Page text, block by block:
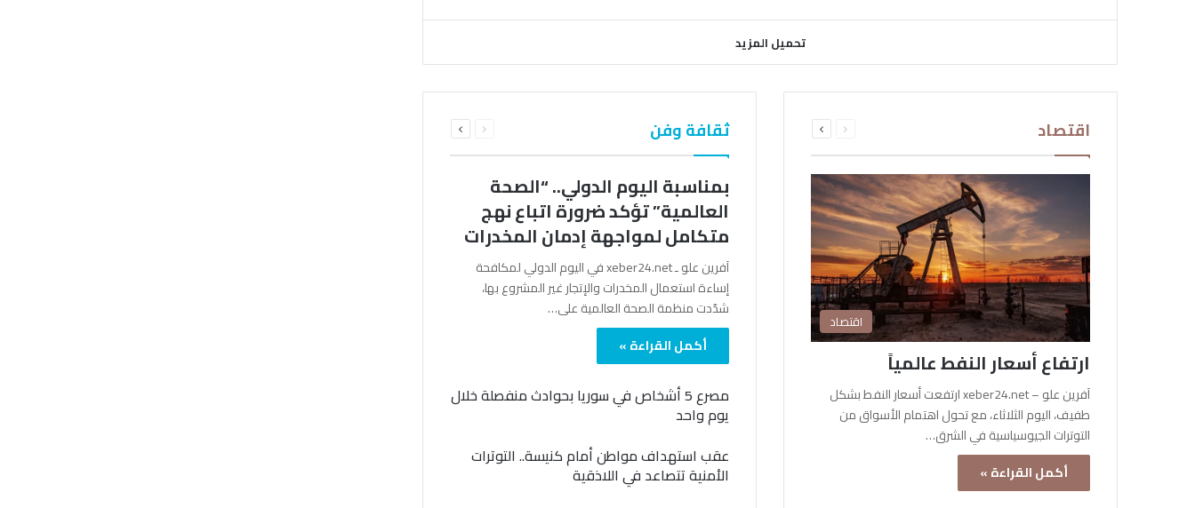
تحميل المزيد
اقتصاد الصفحةالصفحة
اقتصاد
ارتفاع أسعار النفط عالمياً
آفرين علو – xeber24.net ارتفعت أسعار النفط بشكل
طفيف، اليوم الثلاثاء، مع تحول اهتمام الأسواق من
التوترات الجيوسياسية في الشرق…
أكمل القراءة »
ثقافة وفن الصفحةالصفحة
بمناسبة اليوم الدولي.. “الصحة
العالمية” تؤكد ضرورة اتباع نهج
متكامل لمواجهة إدمان المخدرات
آفرين علو ـ xeber24.net في اليوم الدولي لمكافحة
إساءة استعمال المخدرات والإتجار غير المشروع بها،
شدّدت منظمة الصحة العالمية على…
أكمل القراءة »
مصرع 5 أشخاص في سوريا بحوادث منفصلة خلال
يوم واحد
عقب استهداف مواطن أمام كنيسة.. التوترات
الأمنية تتصاعد في اللاذقية